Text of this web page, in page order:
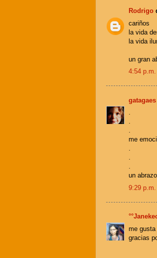
Rodrigo
cariños
la vida
la vida
un gran
4:54 p.m.
gatagaes
.
.
.
me
.
.
.
un abrazo
9:29 p.m.
me
gracias